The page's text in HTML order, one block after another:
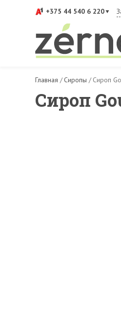
+375 44 540 6 220
Главная /Сиропы / Сироп
Сироп